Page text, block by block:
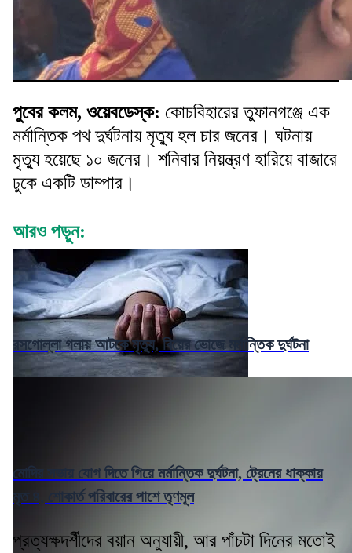
পুবের কলম, ওয়েবডেস্ক: কোচবিহারের তুফানগঞ্জে এক
মর্মান্তিক পথ দুর্ঘটনায় মৃত্যু হল চার জনের। ঘটনায়
মৃত্যু হয়েছে ১০ জনের। শনিবার নিয়ন্ত্রণ হারিয়ে বাজারে
ঢুকে একটি ডাম্পার।
আরও পড়ুন:
রসগোল্লা গলায় আটকে মৃত্যু, বিয়ের ভোজে মর্মান্তিক দুর্ঘটনা
মোদির সভায় যোগ দিতে গিয়ে মর্মান্তিক দুর্ঘটনা, ট্রেনের ধাক্কায়
মৃত ৪, শোকার্ত পরিবারের পাশে তৃণমূল
প্রত্যক্ষদর্শীদের বয়ান অনুযায়ী, আর পাঁচটা দিনের মতোই